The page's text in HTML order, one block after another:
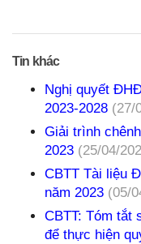
Tin khác
Nghị quyết
2023-2028 (27/
Giải trình
2023 (25/04/
CBTT Tài liệu
năm 2023 (05/
CBTT: Tóm tắt
để thực hiện